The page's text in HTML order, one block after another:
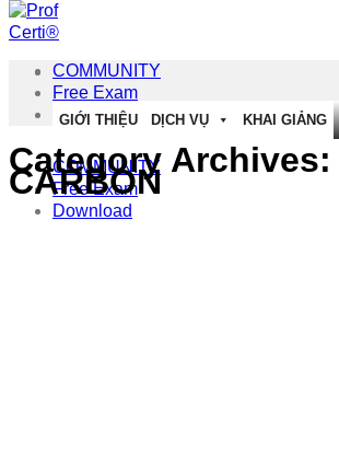
GIỚI THIỆU DỊCH VỤ KHAI GIẢNG
COMMUNITY
Free Exam
Download
COMMUNITY
Free Exam
Download
Category Archives:
CARBON